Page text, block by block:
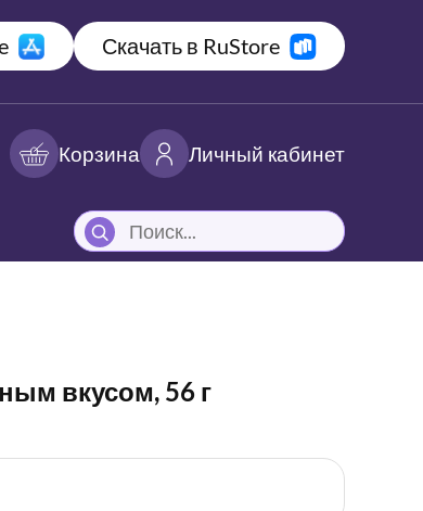
Скачать в RuStore
Корзина Личный кабинет
вкусом, 56 г